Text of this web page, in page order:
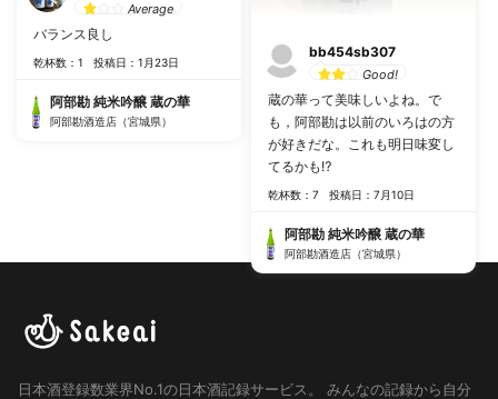
bb454sb307
Good!
蔵の華って美味しいよね。で
も，阿部勘は以前のいろはの方
が好きだな。これも明日味変し
てるかも⁉︎
乾杯数：7 投稿日：7月10日
阿部勘 純米吟醸 蔵の華
阿部勘酒造店（宮城県）
Average
バランス良し
乾杯数：1 投稿日：1月23日
阿部勘 純米吟醸 蔵の華
阿部勘酒造店（宮城県）
日本酒登録数業界No.1の日本酒記録サービス。
みんなの記録から自分